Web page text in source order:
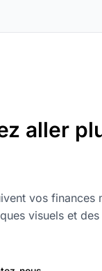
aller
vos
visuels et